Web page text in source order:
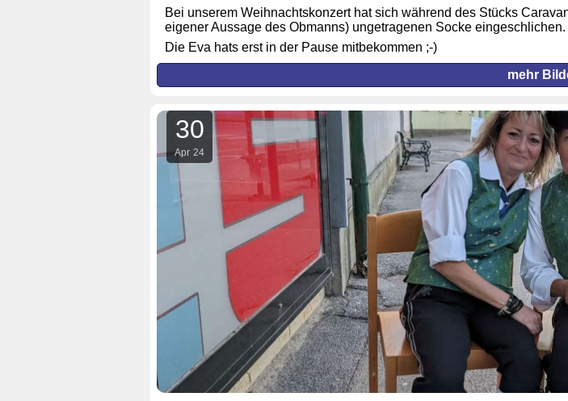
Bei unserem Weihnachtskonzert hat sich während des Stücks
eigener Aussage des Obmanns) ungetragenen Socke eingeschlichen.
Die Eva hats erst in der Pause mitbekommen ;-)
mehr
30
Apr 24